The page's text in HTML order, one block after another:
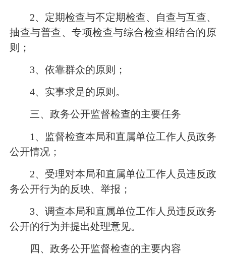
2、定期检查与不定期检查、自查与互查、
抽查与普查、专项检查与综合检查相结合的原
则；
3、依靠群众的原则；
4、实事求是的原则。
三、政务公开监督检查的主要任务
1 、监督检查本局和直属单位工作人员政务
公开情况；
2、受理对本局和直属单位工作人员违反政
务公开行为的反映、举报；
3、调查本局和直属单位工作人员违反政务
公开的行为并提出处理意见。
四、政务公开监督检查的主要内容